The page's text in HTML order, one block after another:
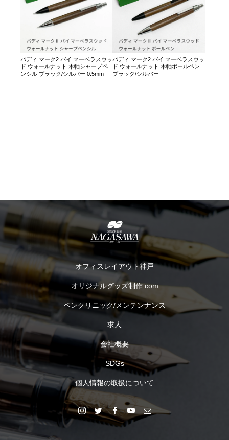
バディ マーク2 バイ マーベラスウッ
ド ウォールナット 木軸シャープペ
ンシル ブラック/シルバー 0.5mm
バディ マーク2 バイ マーベラスウッ
ド ウォールナット 木軸ボールペン
ブラック/シルバー
オフィスレイアウト神戸
オリジナルグッズ制作.com
ペンクリニック/メンテンナンス
求人
会社概要
SDGs
個人情報の取扱について